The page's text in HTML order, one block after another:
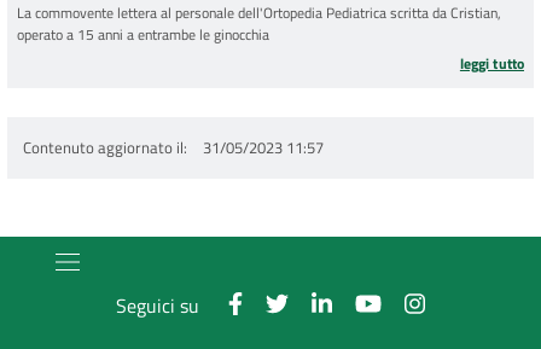
La commovente lettera al personale dell'Ortopedia Pediatrica scritta da Cristian,
operato a 15 anni a entrambe le ginocchia
leggi tutto
Contenuto aggiornato il 31/05/2023 11:57
Seguici su